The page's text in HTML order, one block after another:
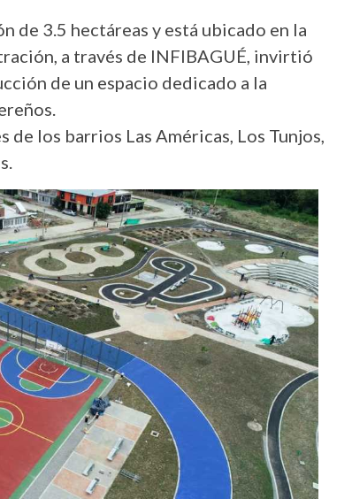
de 3.5 hectáreas y está ubicado en la
a través de INFIBAGUÉ, invirtió
de un espacio dedicado a la
los barrios Las Américas, Los Tunjos,